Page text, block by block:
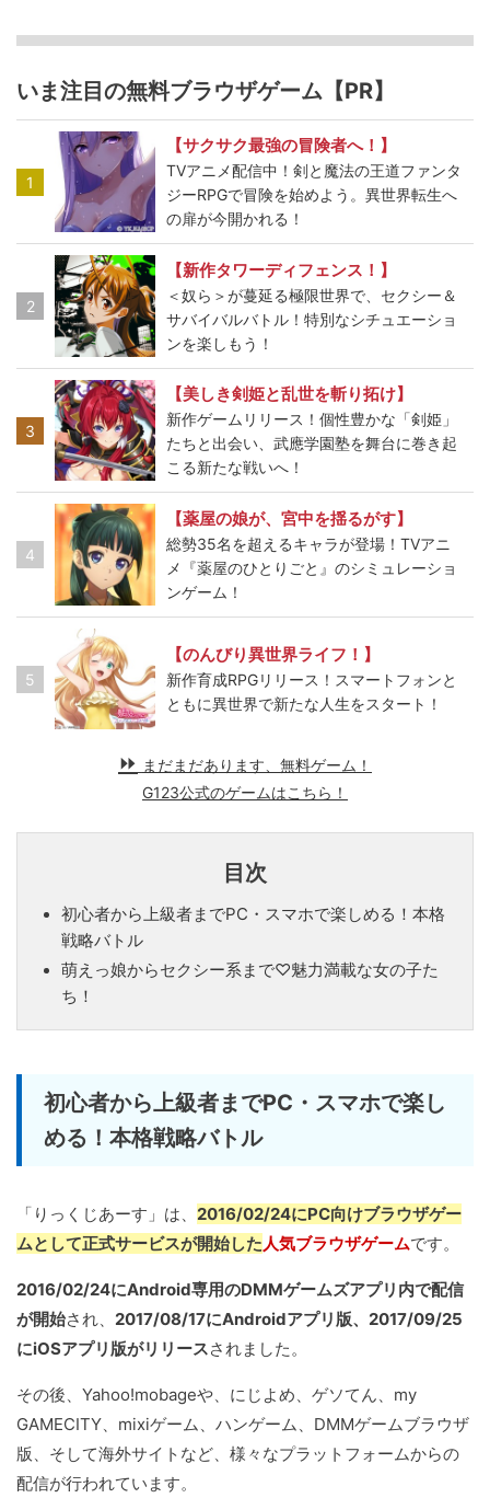
いま注目の無料ブラウザゲーム【PR】
1
【サクサク最強の冒険者へ！】
TVアニメ配信中！剣と魔法の王道ファンタ
ジーRPGで冒険を始めよう。異世界転生へ
の扉が今開かれる！
2
【新作タワーディフェンス！】
＜奴ら＞が蔓延る極限世界で、セクシー＆
サバイバルバトル！特別なシチュエーショ
ンを楽しもう！
3
【美しき剣姫と乱世を斬り拓け】
新作ゲームリリース！個性豊かな「剣姫」
たちと出会い、武應学園塾を舞台に巻き起
こる新たな戦いへ！
4
【薬屋の娘が、宮中を揺るがす】
総勢35名を超えるキャラが登場！TVアニ
メ『薬屋のひとりごと』のシミュレーショ
ンゲーム！
5
【のんびり異世界ライフ！】
新作育成RPGリリース！スマートフォンと
ともに異世界で新たな人生をスタート！
まだまだあります、無料ゲーム！
G123公式のゲームはこちら！
目次
初心者から上級者までPC・スマホで楽しめる！本格
戦略バトル
萌えっ娘からセクシー系まで♡魅力満載な女の子た
ち！
初心者から上級者までPC・スマホで楽し
める！本格戦略バトル
「りっくじあーす」は、 2016/02/24にPC向けブラウザゲー
ムとして正式サービスが開始した人気ブラウザゲームです。
2016/02/24にAndroid専用のDMMゲームズアプリ内で配信
が開始され、 2017/08/17にAndroidアプリ版、2017/09/25
にiOSアプリ版がリリースされました。
その後、Yahoo!mobageや、にじよめ、ゲソてん、my
GAMECITY、mixiゲーム、ハンゲーム、DMMゲームブラウザ
版、そして海外サイトなど、様々なプラットフォームからの
配信が行われています。